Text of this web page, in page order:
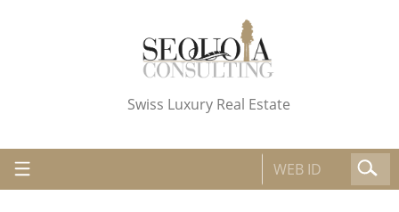
Swiss Luxury Real Estate